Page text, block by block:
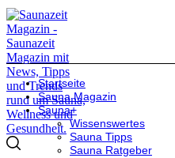
Startseite
Sauna Magazin
Sauna+
Wissenswertes
Sauna Tipps
Sauna Ratgeber